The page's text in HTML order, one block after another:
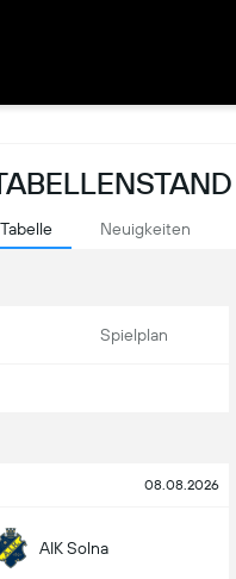
Tabelle Neuigkeiten
Spielplan
08.08.2026
AIK Solna